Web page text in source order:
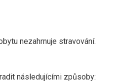
nezahrnuje stravování.
následujícími způsoby: